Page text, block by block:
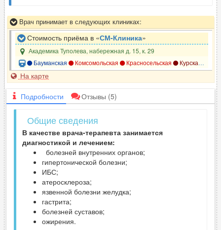
Врач принимает в следующих клиниках:
Стоимость приёма в «СМ-Клиника»
Академика Туполева, набережная д. 15, к. 29
Бауманская
Комсомольская Красносельская Курская
На карте
Подробности Отзывы (5)
Общие сведения
В качестве врача-терапевта занимается
диагностикой и лечением:
болезней внутренних органов;
гипертонической болезни;
ИБС;
атеросклероза;
язвенной болезни желудка;
гастрита;
болезней суставов;
ожирения.